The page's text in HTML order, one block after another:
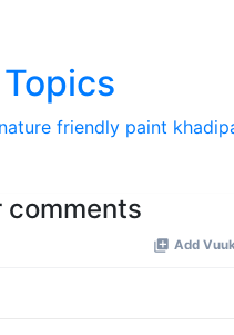
nature friendly paint
comments